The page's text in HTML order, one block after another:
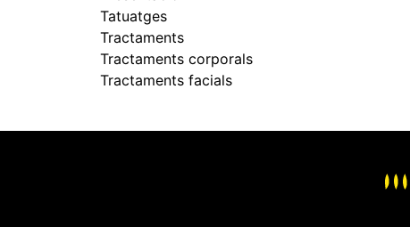
Tatuatges
Tractaments
Tractaments corporals
Tractaments facials